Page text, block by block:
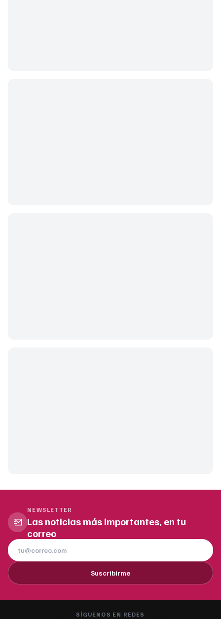
NEWSLETTER
Las noticias más importantes, en tu
correo
Suscribirme
SÍGUENOS EN REDES